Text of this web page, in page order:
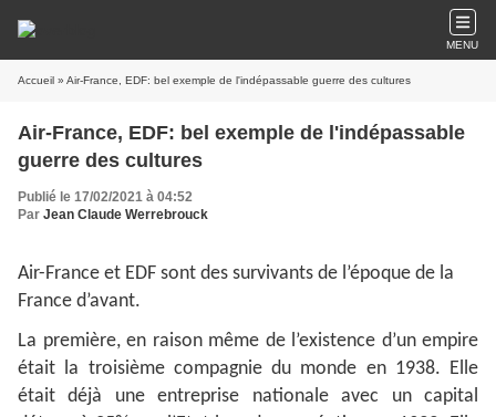
MENU
Accueil » Air-France, EDF: bel exemple de l'indépassable guerre des cultures
Air-France, EDF: bel exemple de l'indépassable
guerre des cultures
Publié le 17/02/2021 à 04:52
Par Jean Claude Werrebrouck
Air-France et EDF sont des survivants de l’époque de la
France d’avant.
La première, en raison même de l’existence d’un empire
était la troisième compagnie du monde en 1938. Elle
était déjà une entreprise nationale avec un capital